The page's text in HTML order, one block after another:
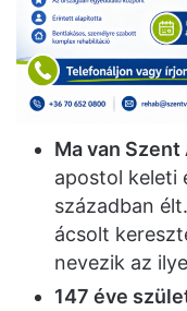
Ma van Szent
apostol keleti
században
ácsolt
nevezik az
147 éve